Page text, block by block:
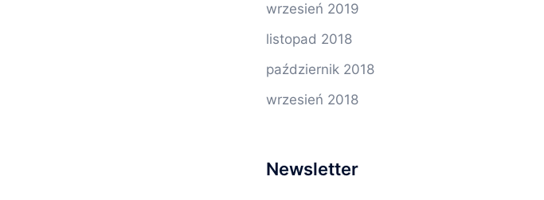
wrzesień 2019
listopad 2018
październik 2018
wrzesień 2018
Newsletter